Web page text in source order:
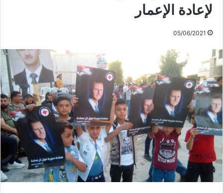
لإعادة الإعمار
05/06/2021